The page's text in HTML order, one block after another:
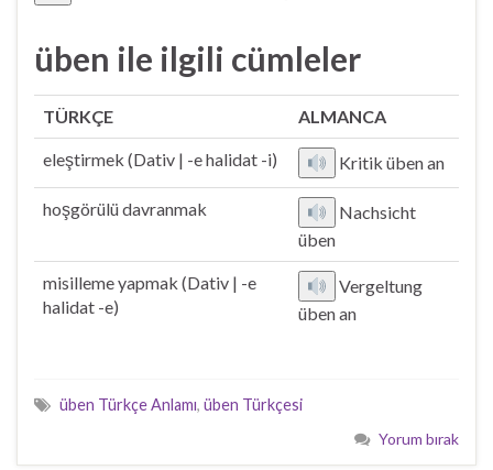
üben ile ilgili cümleler
TÜRKÇE ALMANCA
eleştirmek (Dativ | -e halidat -i) Kritik üben an
hoşgörülü davranmak
Nachsicht
üben
misilleme yapmak (Dativ | -e
halidat -e)
Vergeltung
üben an
üben Türkçe Anlamı, üben Türkçesi
Yorum bırak